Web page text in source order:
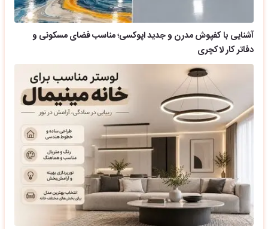
آشنایی با کفپوش مدرن و جدید اپوکسی؛ مناسب فضای مسکونی و
دفاتر کار لاکچری